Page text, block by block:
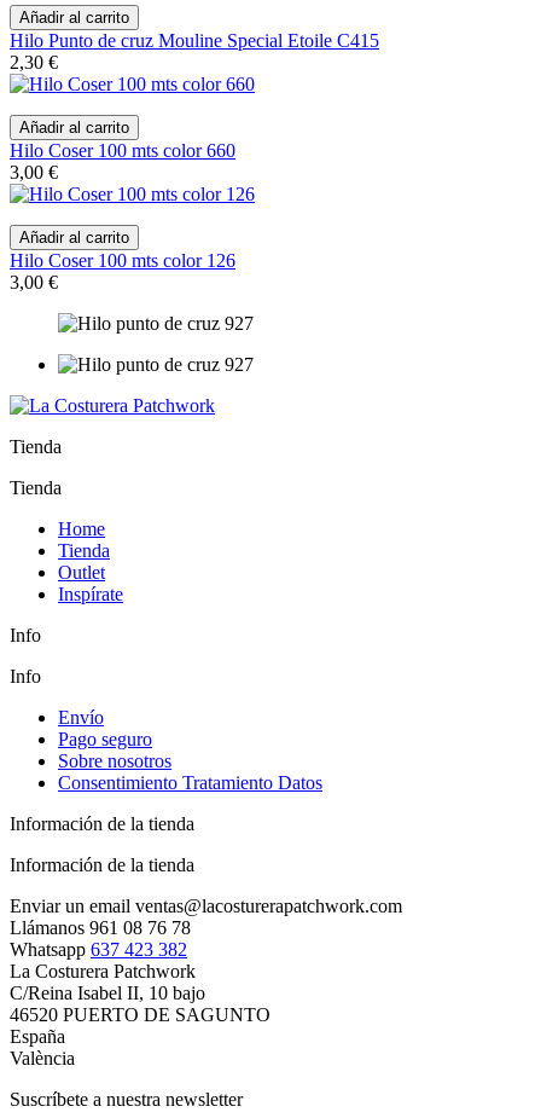
Añadir al carrito
Hilo Punto de cruz Mouline Special Etoile C415
2,30 €
Añadir al carrito
Hilo Coser 100 mts color 660
3,00 €
Añadir al carrito
Hilo Coser 100 mts color 126
3,00 €
Tienda
Tienda
Home
Tienda
Outlet
Inspírate
Info
Info
Envío
Pago seguro
Sobre nosotros
Consentimiento Tratamiento Datos
Información de la tienda
Información de la tienda
Enviar un email ventas@lacosturerapatchwork.com
Llámanos 961 08 76 78
Whatsapp 637 423 382
La Costurera Patchwork
C/Reina Isabel II, 10 bajo
46520 PUERTO DE SAGUNTO
España
València
Suscríbete a nuestra newsletter